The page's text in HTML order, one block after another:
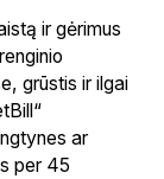
ir gėrimus
grūstis ir ilgai
ar
per 45